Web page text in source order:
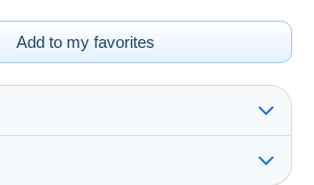
Add to my favorites